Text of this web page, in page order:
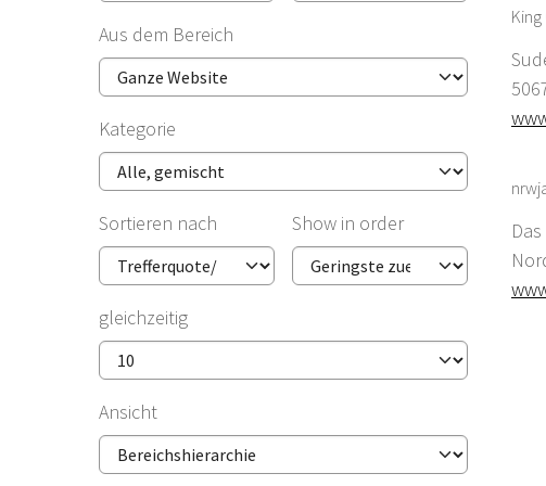
Aus dem Bereich
Kategorie
Sortieren nach Show in order
gleichzeitig
Ansicht